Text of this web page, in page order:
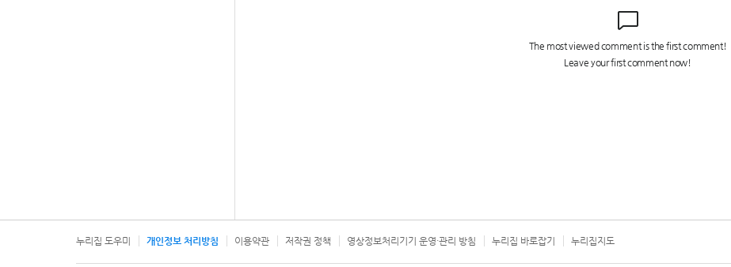
누리집 도우미 개인정보 처리방침 이용약관 저작권 정책 영상정보처리기기 운영·관리 방침 누리집 바로잡기 누리집지도